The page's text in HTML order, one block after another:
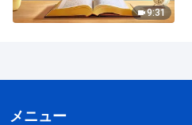
9:31
メニュー